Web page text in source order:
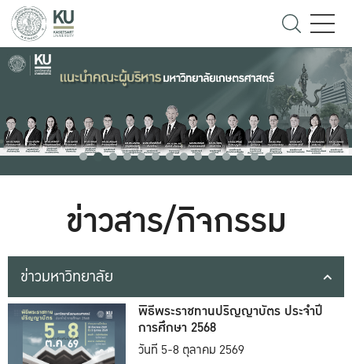
ข่าวสาร/กิจกรรม
ข่าวมหาวิทยาลัย
พิธีพระราชทานปริญญาบัตร ประจำปี
การศึกษา 2568
วันที่ 5-8 ตุลาคม 2569